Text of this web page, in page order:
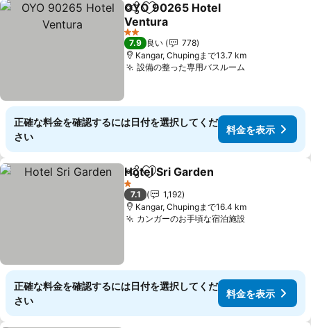
シェアお気に入りに追加
OYO 90265 Hotel
Ventura
料金を表示
2 ホテルのランク
7.9 良い
778
Kangar, Chupingまで13.7 km
設備の整った専用バスルーム
正確な料金を確認するには日付を選択してくだ
さい
料金を表示
シェアお気に入りに追加
Hotel Sri Garden
1 ホテルのランク
7.1
1,192
Kangar, Chupingまで16.4 km
カンガーのお手頃な宿泊施設料金を表示
正確な料金を確認するには日付を選択してくだ
さい
料金を表示